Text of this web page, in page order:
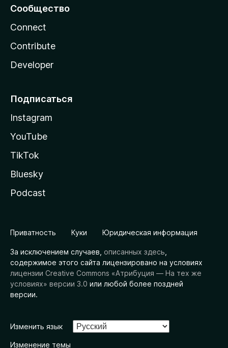
Сообщество
Connect
Contribute
Developer
Подписаться
Instagram
YouTube
TikTok
Bluesky
Podcast
Приватность Куки Юридическая информация
За исключением случаев, описанных здесь
содержимое этого сайта лицензировано на условиях
лицензии Creative Commons «Атрибуция — На тех же
условиях» версии 3.0 или любой более поздней
версии.
Изменить язык
Изменение темы